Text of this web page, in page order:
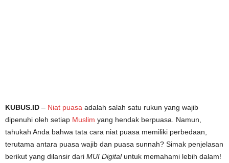
KUBUS.ID – Niat puasa adalah salah satu rukun yang wajib
dipenuhi oleh setiap Muslim yang hendak berpuasa. Namun,
tahukah Anda bahwa tata cara niat puasa memiliki perbedaan,
terutama antara puasa wajib dan puasa sunnah? Simak penjelasan
berikut yang dilansir dari MUI Digitaluntuk memahami lebih dalam!